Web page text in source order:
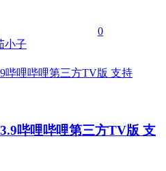
0
小子
哔哩哔哩第三方TV版 支